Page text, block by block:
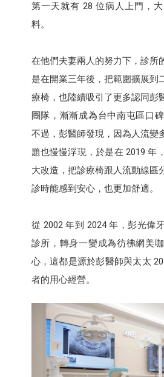
第一天就有 28 位病人上門，
料。
在他們夫妻兩人的努力下，診所
是在開業三年後，把範圍擴展到
療椅，也陸續吸引了更多認同彭
團隊，漸漸成為台中南屯區口
不過，彭醫師發現，因為人流變
題也慢慢浮現，於是在 2019 年
大改造，把診療椅跟人流動線區
診時能感到安心，也更加舒適。
從 2002 年到 2024 年，彭光偉
診所，轉身一變成為彷彿網美
心，這都是源於彭醫師與太太
者的用心經營。